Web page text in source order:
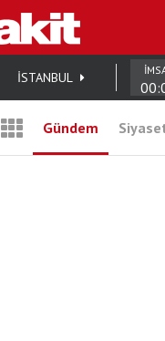
İSTANBUL
Gündem